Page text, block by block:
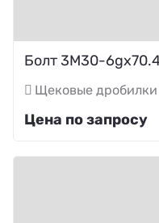
Болт 3М30-
Щековые
Цена по запросу